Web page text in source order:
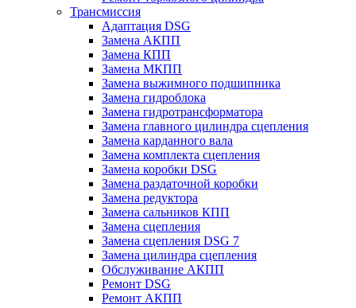
Трансмиссия
Адаптация DSG
Замена АКПП
Замена КПП
Замена МКПП
Замена выжимного подшипника
Замена гидроблока
Замена гидротрансформатора
Замена главного цилиндра сцепления
Замена карданного вала
Замена комплекта сцепления
Замена коробки DSG
Замена раздаточной коробки
Замена редуктора
Замена сальников КПП
Замена сцепления
Замена сцепления DSG 7
Замена цилиндра сцепления
Обслуживание АКПП
Ремонт DSG
Ремонт АКПП